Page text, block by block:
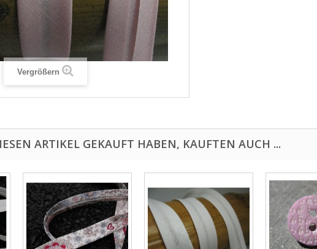
Vergrößern
ARTIKEL GEKAUFT HABEN, KAUFTEN AUCH ...